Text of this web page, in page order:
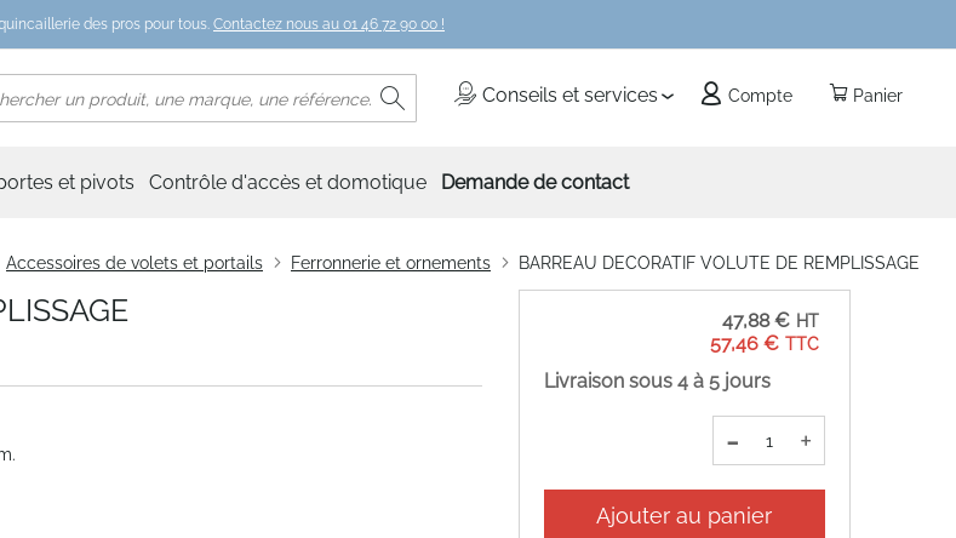
des pros pour tous. Contactez nous au 01 46 72 90 00 !
Panier
Conseils et services Compte
Rechercher
et pivots Contrôle d'accès et domotique Demande de contact
Accessoires de volets et portails Ferronnerie et ornements BARREAU DECORATIF VOLUTE DE REMPLISSAGE
57,46 €
47,88 €
Livraison sous 4 à 5 jours
- +
Ajouter au panier